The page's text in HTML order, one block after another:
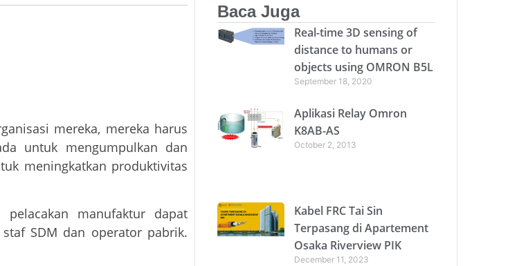
mereka, mereka harus
untuk mengumpulkan dan
meningkatkan produktivitas
manufaktur dapat
SDM dan operator pabrik.
Baca Juga
Real-time 3D sensing of
distance to humans or
objects using OMRON B5L
September 18, 2020
Aplikasi Relay Omron
K8AB-AS
October 2, 2013
Kabel FRC Tai Sin
Terpasang di Apartement
Osaka Riverview PIK
December 11, 2023